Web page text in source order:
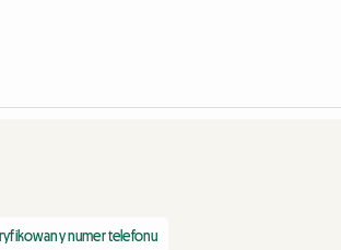
numer telefonu